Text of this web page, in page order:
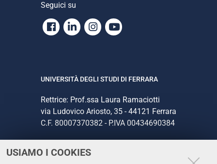
USIAMO I COOKIES
Seguici su
Facebook
LinkedinInstagram
Youtube
UNIVERSITÀ DEGLI STUDI DI FERRARA
Rettrice: Prof.ssa Laura Ramaciotti
via Ludovico Ariosto, 35 - 44121 Ferrara
C.F. 80007370382 - P.IVA 00434690384
CONTATTI